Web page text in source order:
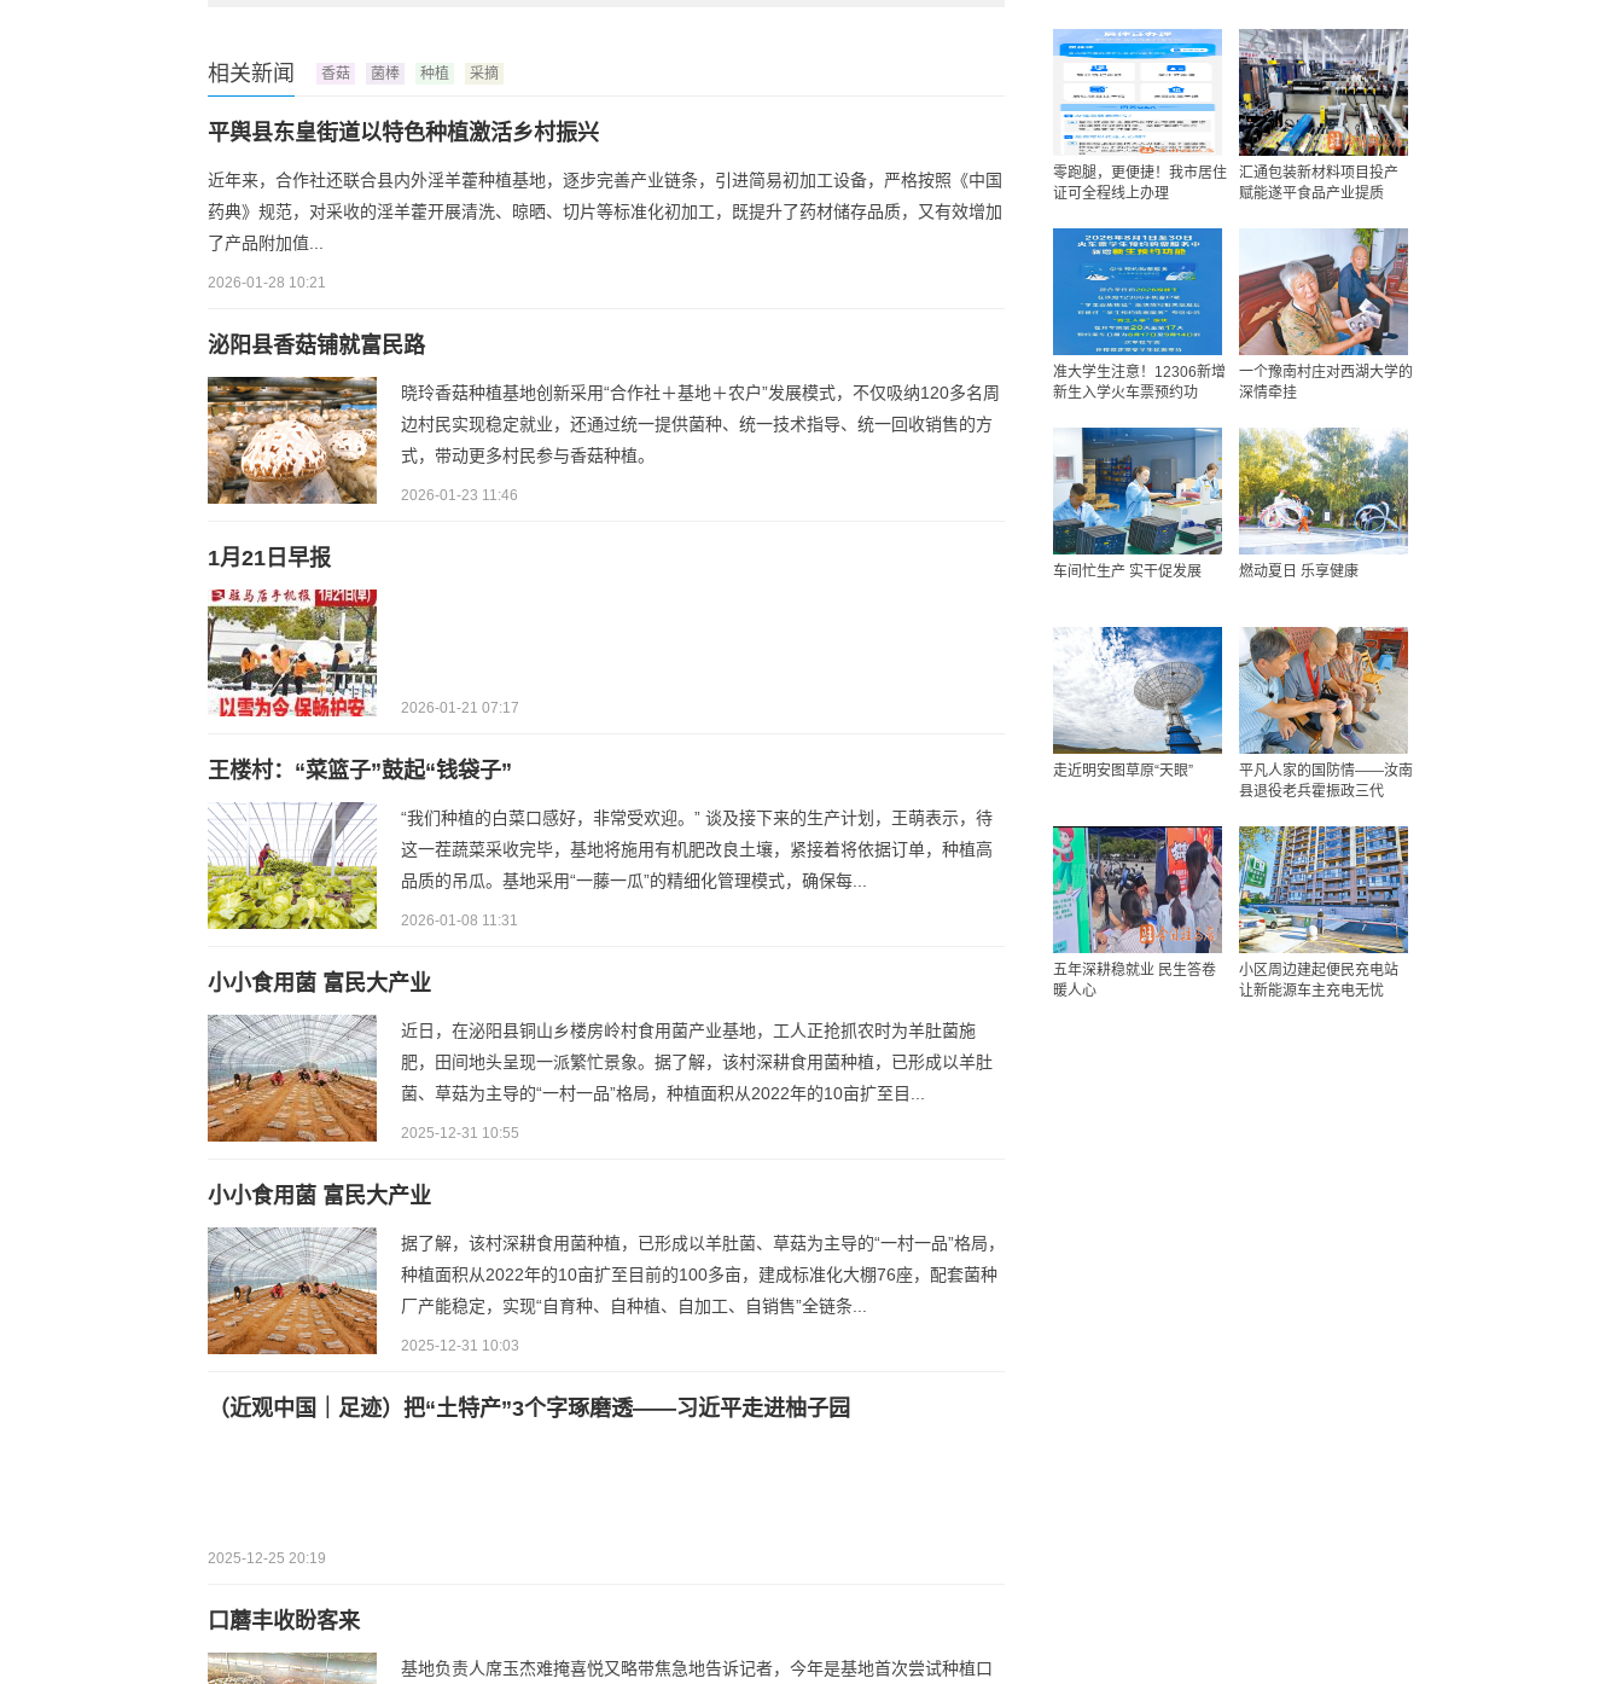
相关新闻 香菇 菌棒 种植 采摘
平舆县东皇街道以特色种植激活乡村振兴
近年来，合作社还联合县内外淫羊藿种植基地，逐步完善产业链条，引进简易初加工设备，严格按照《中国
药典》规范，对采收的淫羊藿开展清洗、晾晒、切片等标准化初加工，既提升了药材储存品质，又有效增加
了产品附加值...
2026-01-28 10:21
泌阳县香菇铺就富民路
晓玲香菇种植基地创新采用“合作社＋基地＋农户”发展模式，不仅吸纳120多名周
边村民实现稳定就业，还通过统一提供菌种、统一技术指导、统一回收销售的方
式，带动更多村民参与香菇种植。
2026-01-23 11:46
1月21日早报
2026-01-21 07:17
王楼村：“菜篮子”鼓起“钱袋子”
“我们种植的白菜口感好，非常受欢迎。” 谈及接下来的生产计划，王萌表示，待
这一茬蔬菜采收完毕，基地将施用有机肥改良土壤，紧接着将依据订单，种植高
品质的吊瓜。基地采用“一藤一瓜”的精细化管理模式，确保每...
2026-01-08 11:31
小小食用菌 富民大产业
近日，在泌阳县铜山乡楼房岭村食用菌产业基地，工人正抢抓农时为羊肚菌施
肥，田间地头呈现一派繁忙景象。据了解，该村深耕食用菌种植，已形成以羊肚
菌、草菇为主导的“一村一品”格局，种植面积从2022年的10亩扩至目...
2025-12-31 10:55
小小食用菌 富民大产业
据了解，该村深耕食用菌种植，已形成以羊肚菌、草菇为主导的“一村一品”格局，
种植面积从2022年的10亩扩至目前的100多亩，建成标准化大棚76座，配套菌种
厂产能稳定，实现“自育种、自种植、自加工、自销售”全链条...
2025-12-31 10:03
（近观中国｜足迹）把“土特产”3个字琢磨透——习近平走进柚子园
2025-12-25 20:19
口蘑丰收盼客来
基地负责人席玉杰难掩喜悦又略带焦急地告诉记者，今年是基地首次尝试种植口
零跑腿，更便捷！我市居住
证可全程线上办理
汇通包装新材料项目投产
赋能遂平食品产业提质
准大学生注意！12306新增
新生入学火车票预约功
一个豫南村庄对西湖大学的
深情牵挂
车间忙生产 实干促发展 燃动夏日 乐享健康
走近明安图草原“天眼”
平凡人家的国防情——汝南
县退役老兵霍振政三代
五年深耕稳就业 民生答卷
暖人心
小区周边建起便民充电站
让新能源车主充电无忧